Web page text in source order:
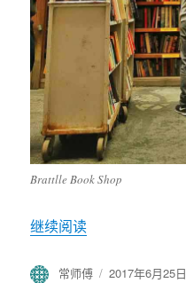
Brattlle Book Shop
继续阅读
作
常师傅
发
2017年6月25日